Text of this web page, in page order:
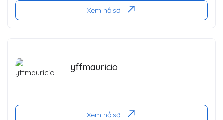
Xem hồ sơ
yffmauricio
Xem hồ sơ